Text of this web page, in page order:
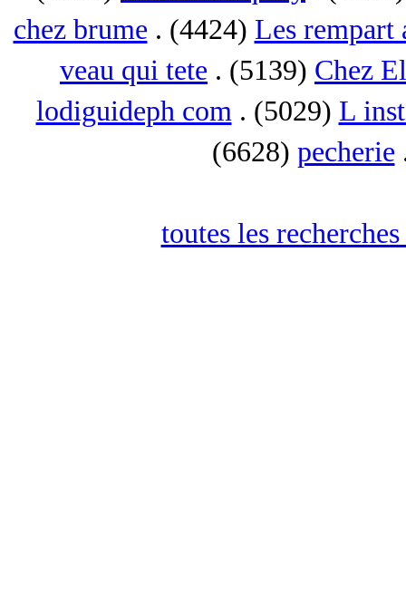
chez brume . (4424) Les rempart
veau qui tete . (5139) Chez
lodiguideph com. (5029) L
(6628) pecherie
toutes les